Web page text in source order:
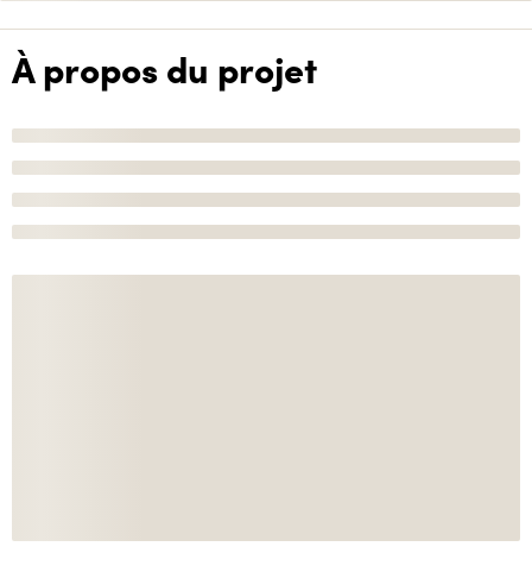
À propos du projet